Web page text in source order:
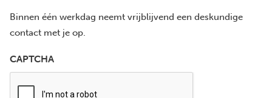
Binnen één werkdag neemt vrijblijvend een deskundige
contact met je op.
CAPTCHA